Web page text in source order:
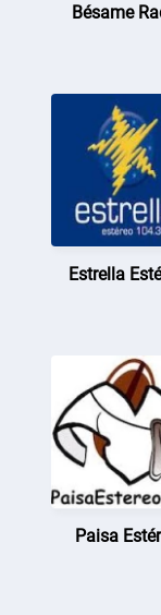
Bésame
Estrella
Paisa